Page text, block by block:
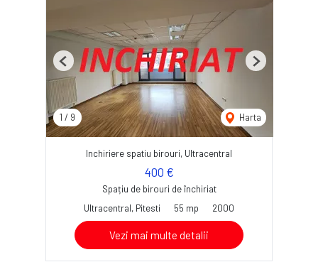
1 / 9 Harta
Previous Next
Inchiriere spatiu birouri, Ultracentral
400 €
Spațiu de birouri de închiriat
Ultracentral, Pitesti
55 mp 2000
Vezi mai multe detalii